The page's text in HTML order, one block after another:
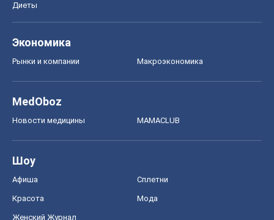
Диеты
Экономика
Рынки и компании Mакроэкономика
MedOboz
Новости медицины MAMACLUB
Шоу
Афиша Сплетни
Красота Мода
Женский Журнал